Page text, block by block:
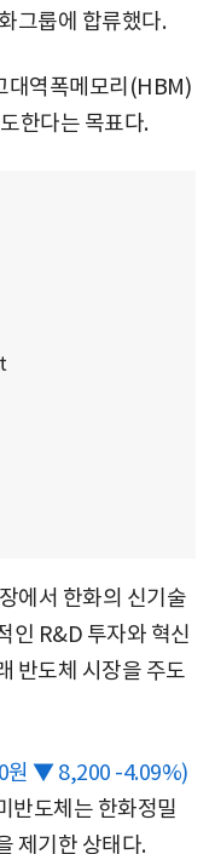
그룹에 합류했다.
대역폭메모리(HBM)
한다는 목표다.
에서 한화의 신기술
인 R&D 투자와 혁신
반도체 시장을 주도
원 ▼ 8,200 -4.09%)
반도체는 한화정밀
제기한 상태다.